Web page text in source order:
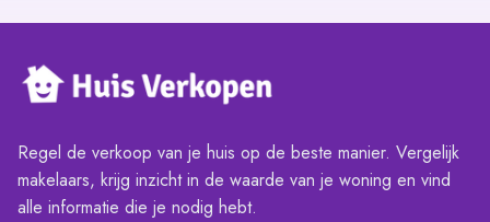
Regel de verkoop van je huis op de beste manier. Vergelijk
makelaars, krijg inzicht in de waarde van je woning en vind
alle informatie die je nodig hebt.